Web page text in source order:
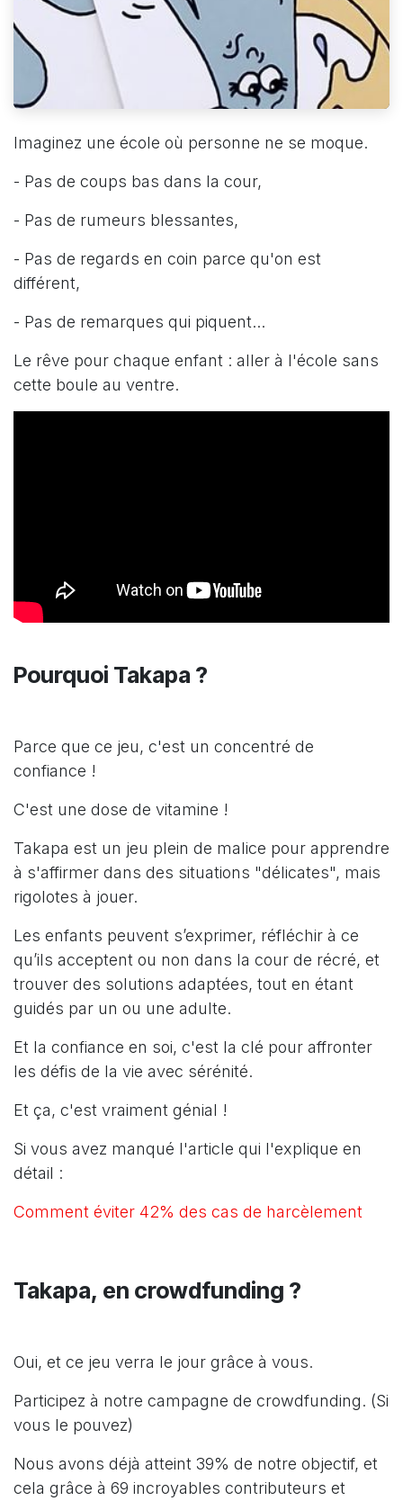
Imaginez une école où personne ne se moque.
- Pas de coups bas dans la cour,
- Pas de rumeurs blessantes,
- Pas de regards en coin parce qu'on est
différent,
- Pas de remarques qui piquent...
Le rêve pour chaque enfant : aller à l'école sans
cette boule au ventre.
Pourquoi Taka​​pa ?
Parce que ce jeu, c'est un concentré de
confiance !
C'est une dose de vitamine !
Takapa est un jeu plein de malice pour apprendre
à s'affirmer dans des situations "délicates", mais
rigolotes à jouer.
Les enfants peuvent s’exprimer, réfléchir à ce
qu’ils acceptent ou non dans la cour de récré, et
trouver des solutions adaptées, tout en étant
guidés par un ou une adulte.
Et la confiance en soi, c'est la clé pour affronter
les défis de la vie avec sérénité.
Et ça, c'est vraiment génial !
Si vous avez manqué l'article qui l'explique en
détail :
Comment éviter 42% des cas de harcèlement
Takapa, en crowdfunding ?
Oui, et ce jeu verra le jour grâce à vous.
Participez à notre campagne de crowdfunding. (Si
vous le pouvez)
Nous avons déjà atteint 39% de notre objectif, et
cela grâce à 69 incroyables contributeurs et